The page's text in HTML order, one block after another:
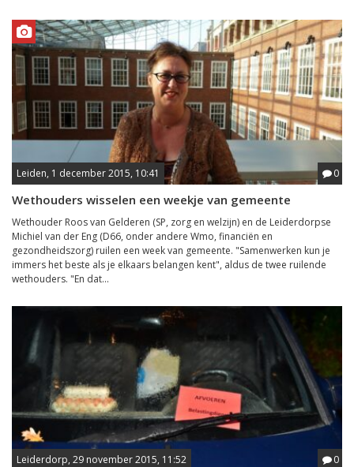
Leiden, 1 december 2015, 10:41 0
Wethouders wisselen een weekje van gemeente
Wethouder Roos van Gelderen (SP, zorg en welzijn) en de Leiderdorpse
Michiel van der Eng (D66, onder andere Wmo, financiën en
gezondheidszorg) ruilen een week van gemeente. "Samenwerken kun je
immers het beste als je elkaars belangen kent", aldus de twee ruilende
wethouders. "En dat...
Leiderdorp, 29 november 2015, 11:52 0